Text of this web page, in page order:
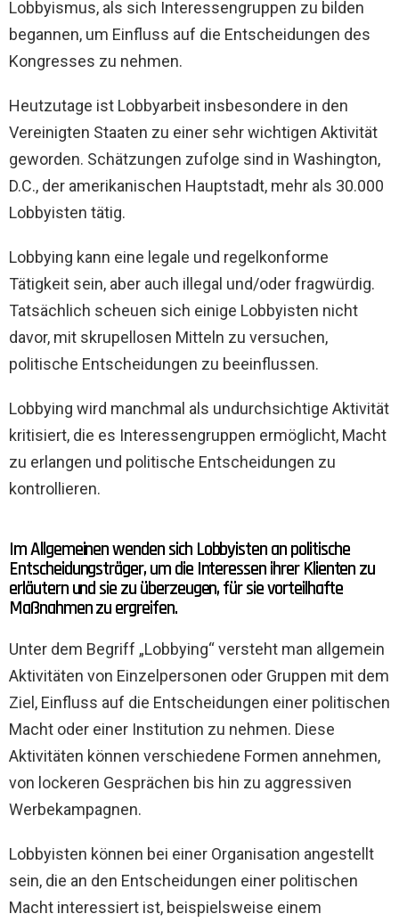
Lobbyismus, als sich Interessengruppen zu bilden
begannen, um Einfluss auf die Entscheidungen des
Kongresses zu nehmen.
Heutzutage ist Lobbyarbeit insbesondere in den
Vereinigten Staaten zu einer sehr wichtigen Aktivität
geworden. Schätzungen zufolge sind in Washington,
D.C., der amerikanischen Hauptstadt, mehr als 30.000
Lobbyisten tätig.
Lobbying kann eine legale und regelkonforme
Tätigkeit sein, aber auch illegal und/oder fragwürdig.
Tatsächlich scheuen sich einige Lobbyisten nicht
davor, mit skrupellosen Mitteln zu versuchen,
politische Entscheidungen zu beeinflussen.
Lobbying wird manchmal als undurchsichtige Aktivität
kritisiert, die es Interessengruppen ermöglicht, Macht
zu erlangen und politische Entscheidungen zu
kontrollieren.
Im Allgemeinen wenden sich Lobbyisten an politische
Entscheidungsträger, um die Interessen ihrer Klienten zu
erläutern und sie zu überzeugen, für sie vorteilhafte
Maßnahmen zu ergreifen.
Unter dem Begriff „Lobbying“ versteht man allgemein
Aktivitäten von Einzelpersonen oder Gruppen mit dem
Ziel, Einfluss auf die Entscheidungen einer politischen
Macht oder einer Institution zu nehmen. Diese
Aktivitäten können verschiedene Formen annehmen,
von lockeren Gesprächen bis hin zu aggressiven
Werbekampagnen.
Lobbyisten können bei einer Organisation angestellt
sein, die an den Entscheidungen einer politischen
Macht interessiert ist, beispielsweise einem